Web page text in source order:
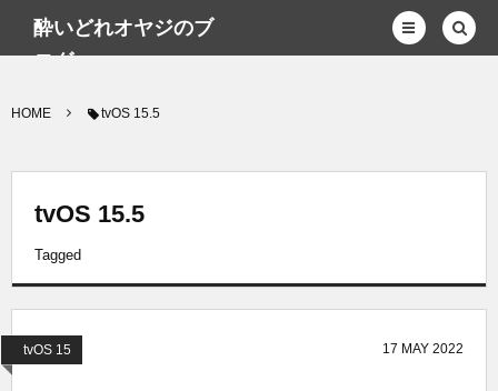
酔いどれオヤジのブ
ログwp
HOME tvOS 15.5
tvOS 15.5
Tagged
tvOS 15 17 MAY 2022